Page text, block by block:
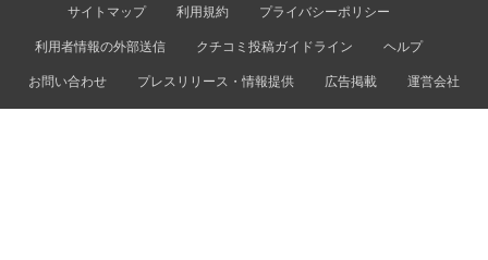
サイトマップ 利用規約
プライバシーポリシー
利用者情報の外部送信
クチコミ投稿ガイドライン
ヘルプ
お問い合わせ
プレスリリース・情報提供 広告掲載 運営会社